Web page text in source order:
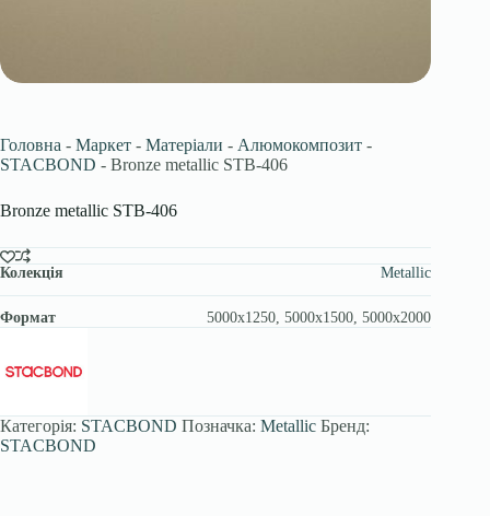
Головна - Маркет - Матеріали - Алюмокомпозит -
STACBOND - Bronze metallic STB-406
Bronze metallic STB-406
Колекція Metallic
Формат 5000x1250, 5000x1500, 5000x2000
Категорія: STACBOND Позначка: Metallic Бренд:
STACBOND